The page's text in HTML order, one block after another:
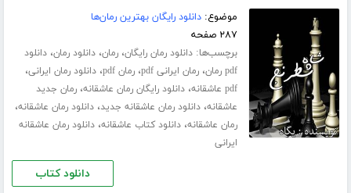
موضوع:دانلود رایگان بهترین رمان‌ها
۲۸۷ صفحه
برچسب‌ها:دانلود رمان رایگان،رمان،دانلود رمان،دانلود
pdf رمان
،رمان ایرانی pdf ،رمان pdf ،دانلود رمان ایرانی،
pdf عاشقانه ،دانلود رایگان رمان عاشقانه،رمان جدید
عاشقانه،دانلود رمان عاشقانه جدید،دانلود رمان عاشقانه،
رمان عاشقانه،دانلود کتاب عاشقانه،دانلود رمان عاشقانه
ایرانی
دانلود کتاب